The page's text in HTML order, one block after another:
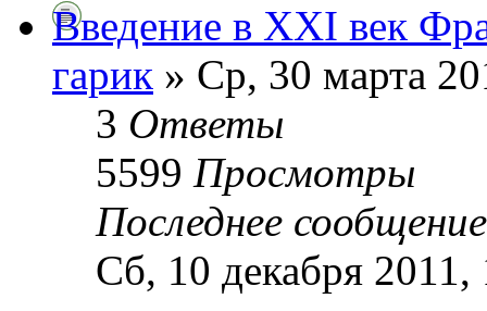
Введение в XXI век
гарик » Ср, 30 марта
3 Ответы
5599 Просмотры
Последнее
Сб, 10 декабря 2011,